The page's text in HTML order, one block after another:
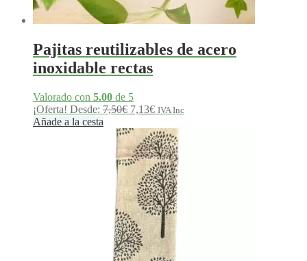
Pajitas reutilizables de acero
inoxidable rectas
Valorado con 5.00 de 5
¡Oferta! Desde: 7,50€ El
original
era:
7,50€.
7,13€El
actual
es:
7,13€.
IVA Inc
Añade a la cesta